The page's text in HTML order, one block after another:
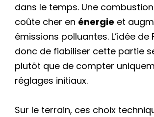
dans le temps. Une
coûte cher en énergie et
émissions polluantes. L’idée de
donc de fiabiliser cette partie
plutôt que de compter
réglages initiaux.
Sur le terrain, ces choix